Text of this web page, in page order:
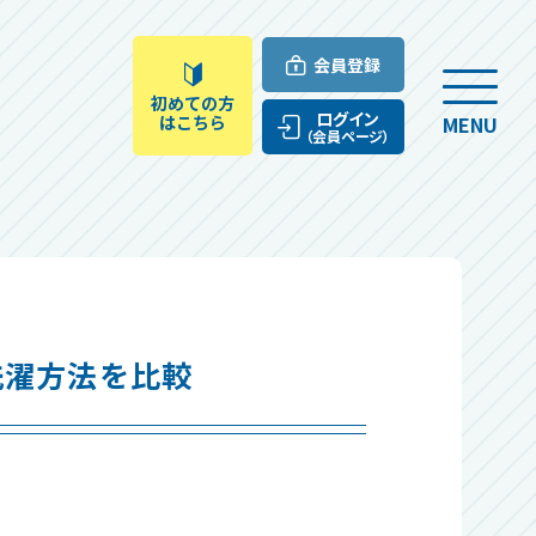
初めての方
はこちら
会員登録
ログイン
（会員ページ） MENU
方法を比較